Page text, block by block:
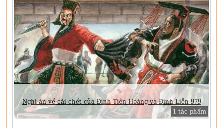
Nghi án về cái chết của Đinh Tiên Hoàng và Đinh Liễn 979
1 tác phẩm